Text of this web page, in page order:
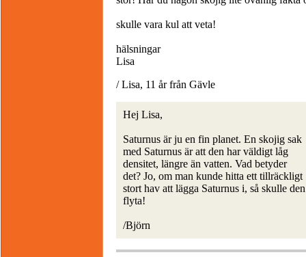
skulle vara kul att veta!
hälsningar
Lisa
/ Lisa, 11 år från Gävle
Hej Lisa,
Saturnus är ju en fin planet. En skojig sak
med Saturnus är att den har väldigt låg
densitet, längre än vatten. Vad betyder
det? Jo, om man kunde hitta ett tillräckligt
stort hav att lägga Saturnus i, så skulle den
flyta!
/Björn